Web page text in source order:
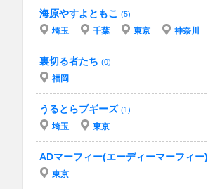
海原やすよともこ (5)
埼玉 千葉 東京 神奈川
裏切る者たち (0)
福岡
うるとらブギーズ (1)
埼玉 東京
ADマーフィー(エーディーマーフィー)
東京